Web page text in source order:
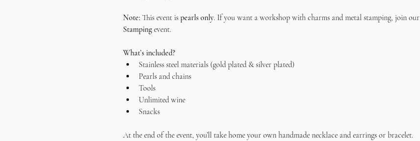
Note: This event is pearls only. If you want a workshop with charms and metal stamping, join our
Stamping event.
What’s included?
Stainless steel materials (gold plated & silver plated)
Pearls and chains
Tools
Unlimited wine
Snacks
At the end of the event, you’ll take home your own handmade necklace and earrings or bracelet.